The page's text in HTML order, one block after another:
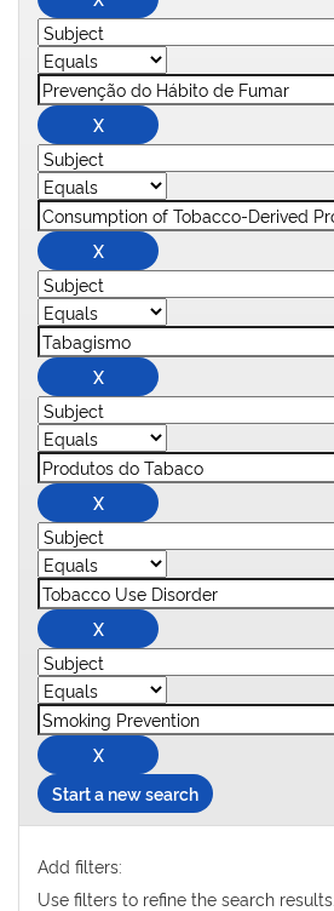
Start a new search
Add filters:
Use filters to refine the search results.